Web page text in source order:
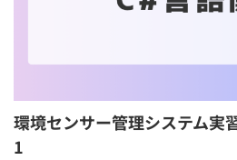
環境センサー管理システム実
1